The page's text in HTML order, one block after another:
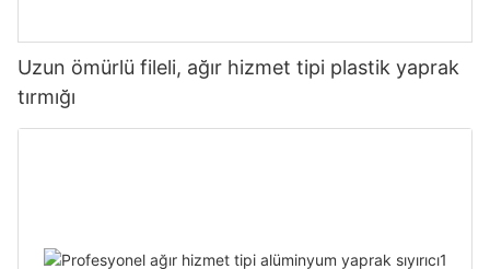
Uzun ömürlü fileli, ağır hizmet tipi plastik yaprak
tırmığı